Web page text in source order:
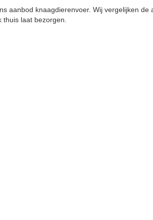
aanbod knaagdierenvoer. Wij vergelijken
laat bezorgen.